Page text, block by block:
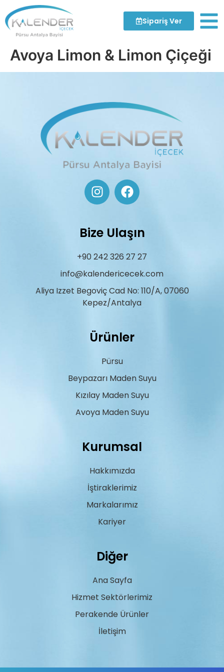
Sipariş Ver
Avoya Limon & Limon Çiçeği
Bize Ulaşın
+90 242 326 27 27
info@kalendericecek.com
Aliya Izzet Begoviç Cad No: 110/A, 07060
Kepez/Antalya
Ürünler
Pürsu
Beypazarı Maden Suyu
Kızılay Maden Suyu
Avoya Maden Suyu
Kurumsal
Hakkımızda
İştiraklerimiz
Markalarımız
Kariyer
Diğer
Ana Sayfa
Hizmet Sektörlerimiz
Perakende Ürünler
İletişim